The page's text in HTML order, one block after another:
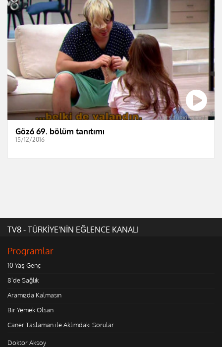
Göz6 69. bölüm tanıtımı
15/12/2016
TV8 - TÜRKİYE'NİN EĞLENCE KANALI
Programlar
10 Yaş Genç
8'de Sağlık
Aramızda Kalmasın
Bir Yemek Olsan
Caner Taslaman ile Aklımdaki Sorular
Doktor Aksoy